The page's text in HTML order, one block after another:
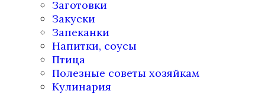
Заготовки
Закуски
Запеканки
Напитки, соусы
Птица
Полезные советы хозяйкам
Кулинария